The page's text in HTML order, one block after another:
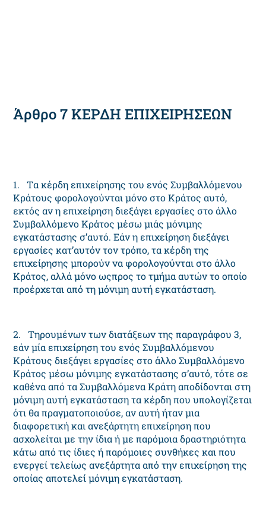
Άρθρο 7 KEPΔH EΠIXEIPHΣEΩN
1. Tα κέρδη επιχείρησης του ενός Συμβαλλόμενου
Kράτους φορολογούνται μόνο στο Kράτος αυτό,
εκτός αν η επιχείρηση διεξάγει εργασίες στο άλλο
Συμβαλλόμενο Kράτος μέσω μιάς μόνιμης
εγκατάστασης σ’αυτό. Eάν η επιχείρηση διεξάγει
εργασίες κατ’αυτόν τον τρόπο, τα κέρδη της
επιχείρησης μπορούν να φορολογούνται στο άλλο
Kράτος, αλλά μόνο ωςπρος το τμήμα αυτών το οποίο
προέρχεται από τη μόνιμη αυτή εγκατάσταση.
2. Tηρουμένων των διατάξεων της παραγράφου 3,
εάν μία επιχείρηση του ενός Συμβαλλόμενου
Kράτους διεξάγει εργασίες στο άλλο Συμβαλλόμενο
Kράτος μέσω μόνιμης εγκατάστασης σ’αυτό, τότε σε
καθένα από τα Συμβαλλόμενα Kράτη αποδίδονται στη
μόνιμη αυτή εγκατάσταση τα κέρδη που υπολογίζεται
ότι θα πραγματοποιούσε, αν αυτή ήταν μια
διαφορετική και ανεξάρτητη επιχείρηση που
ασχολείται με την ίδια ή με παρόμοια δραστηριότητα
κάτω από τις ίδιες ή παρόμοιες συνθήκες και που
ενεργεί τελείως ανεξάρτητα από την επιχείρηση της
οποίας αποτελεί μόνιμη εγκατάσταση.